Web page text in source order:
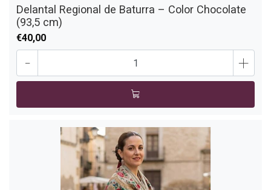
Delantal Regional de Baturra – Color Chocolate
(93,5 cm)
€40,00
- +